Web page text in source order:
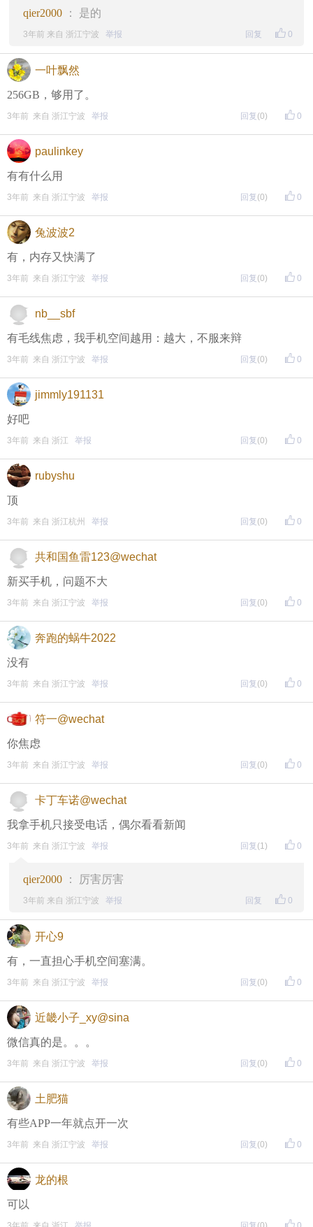
东方热线APP新版本功能具体可参见【
即可查看 https://bbs.cnool.net/10733168.html
• 友情提醒
恶意灌水/答非所问，视为无效
未在规定时间内回复，视为无效
评论主题内容即可领取红包！
评论主题内容即可领取红包！
↓↓↓↓↓↓
另外，欢迎加入东方热线粉丝群！
只能扫描加入（不能识别二维码加入哦），
公司简介
广告服务
IDC业务
网管留言
Copyright (c) 1996-2023 CNOOL.NET All Rights Reserv
ed
qier2000 ： 是的
0
3年前 来自 浙江宁波 举报 回复
一叶飘然
256GB，够用了。
0
3年前 来自 浙江宁波 举报 回复 (0)
paulinkey
有有什么用
0
3年前 来自 浙江宁波 举报 回复 (0)
兔波波2
有，内存又快满了
0
3年前 来自 浙江宁波 举报 回复 (0)
nb__sbf
有毛线焦虑，我手机空间越用：越大，不服来辩
0
3年前 来自 浙江宁波 举报 回复 (0)
jimmly191131
好吧
0
3年前 来自 浙江 举报 回复 (0)
rubyshu
顶
0
3年前 来自 浙江杭州 举报 回复 (0)
共和国鱼雷123@wechat
新买手机，问题不大
0
3年前 来自 浙江宁波 举报 回复 (0)
奔跑的蜗牛2022
没有
0
3年前 来自 浙江宁波 举报 回复 (0)
符一@wechat
你焦虑
0
3年前 来自 浙江宁波 举报 回复 (0)
卡丁车诺@wechat
我拿手机只接受电话，偶尔看看新闻
0
3年前 来自 浙江宁波 举报 回复 (1)
qier2000 ： 厉害厉害
0
3年前 来自 浙江宁波 举报 回复
开心9
有，一直担心手机空间塞满。
0
3年前 来自 浙江宁波 举报 回复 (0)
近畿小子_xy@sina
微信真的是。。。
0
3年前 来自 浙江宁波 举报 回复 (0)
土肥猫
有些APP一年就点开一次
0
3年前 来自 浙江宁波 举报 回复 (0)
龙的根
可以